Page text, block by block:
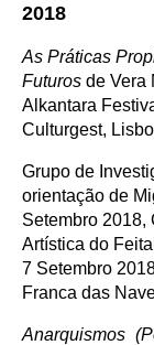
2018
As Práticas
Futuros de Vera
Alkantara
Culturgest,
Grupo de
orientação de
Setembro 2018,
Artística do
7 Setembro
Franca das
Anarquismos